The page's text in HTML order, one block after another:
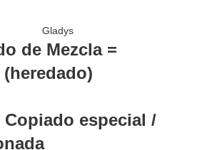
de Mezcla =
Copiado especial /